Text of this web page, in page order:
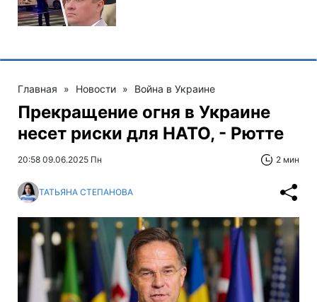
Главная » Новости » Война в Украине
Прекращение огня в Украине
несет риски для НАТО, - Рютте
20:58 09.06.2025 Пн 2 мин
ТАТЬЯНА СТЕПАНОВА